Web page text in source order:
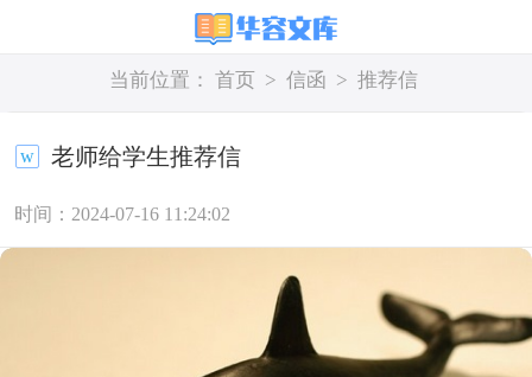
当前位置： 首页 > 信函 > 推荐信
老师给学生推荐信
时间：2024-07-16 11:24:02